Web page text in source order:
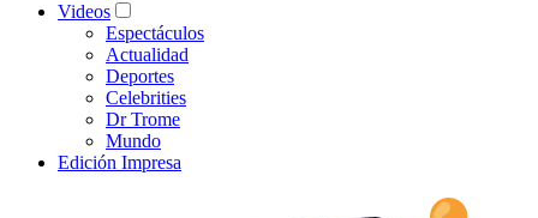
Videos
Espectáculos
Actualidad
Deportes
Celebrities
Dr Trome
Mundo
Edición Impresa